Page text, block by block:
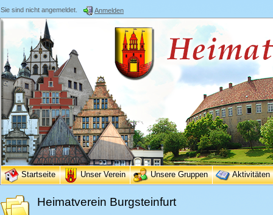
Sie sind nicht angemeldet. Anmelden
Startseite Unser Verein Unsere Gruppen Aktivitäten
Heimatverein Burgsteinfurt